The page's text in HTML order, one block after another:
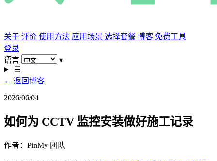
关于 评价 使用方法 应用场景 选择套餐 博客 免费工具
登录
语言
▾
☰
← 返回博客
2026/06/04
如何为 CCTV 监控安装做好施工记录
作者：PinMy 团队